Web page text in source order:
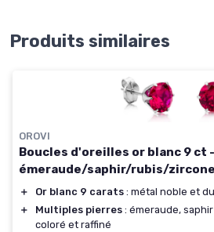
Produits similaires
OROVI
Boucles d'oreilles or blanc 9 ct -
émeraude/saphir/rubis/zircone
＋ Or blanc 9 carats : métal noble et
＋
Multiples pierres : émeraude,
coloré et raffiné